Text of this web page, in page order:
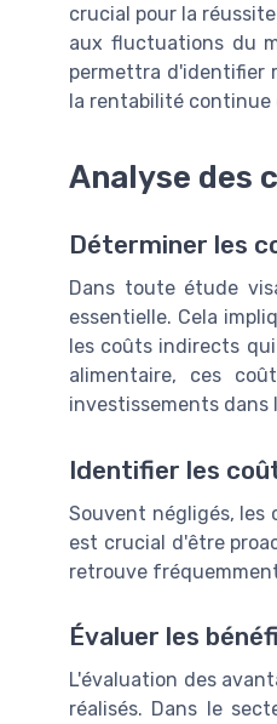
crucial pour la
aux fluctuations du
permettra d'identifier
la rentabilité continue
Analyse des
Déterminer les
Dans toute étude
essentielle. Cela
les coûts indirects
alimentaire, ces
investissements dans
Identifier les
Souvent négligés,
est crucial d'être
retrouve
Évaluer les
L'évaluation des
réalisés. Dans le